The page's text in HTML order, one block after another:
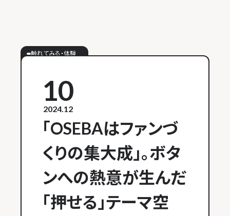
触れてみる・体験
10
2024.12
「OSEBAはファンづ
くりの集大成」。ボタ
ンへの熱意が生んだ
「押せる」テーマ空